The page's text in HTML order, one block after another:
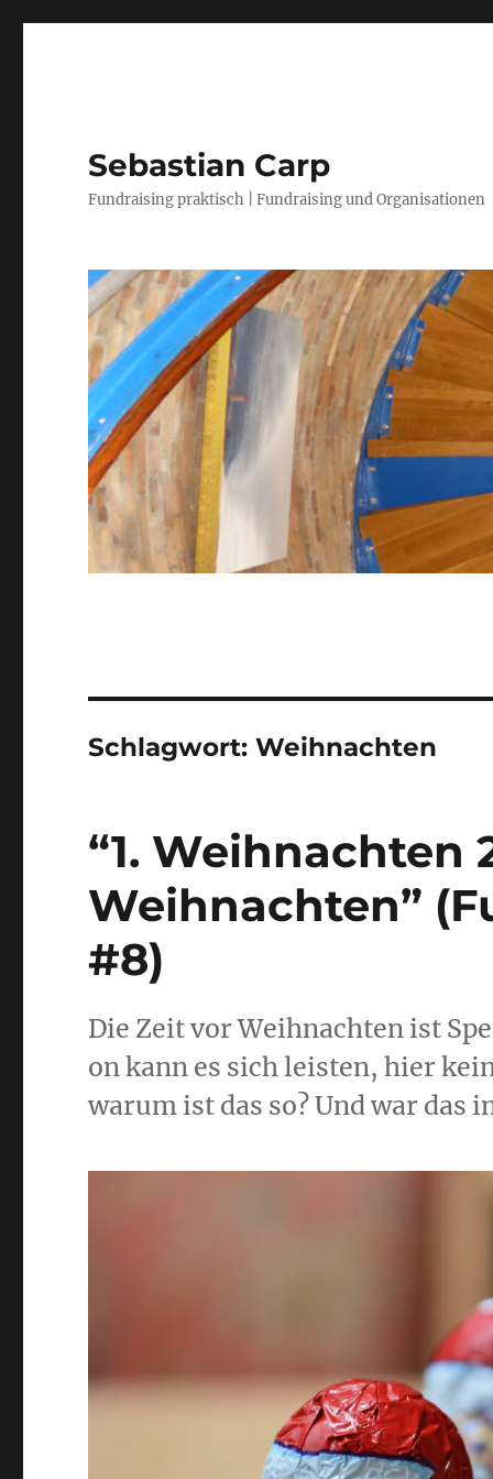
Sebastian Carp
Fundraising praktisch | Fundraising und Organisationen
Schlagwort:Weihnachten
“1. Weihnachten
Weihnachten”
#8)
Die Zeit vor Weih­nach­ten ist
on kann es sich leis­ten, hier
war­um ist das so? Und war das